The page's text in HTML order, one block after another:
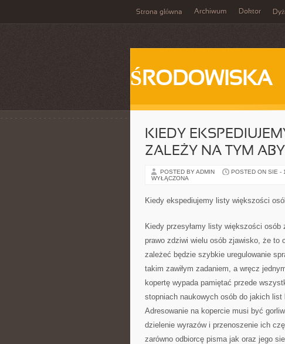
Strona główna Archiwum Doktor
ŚRODOWISKA
KIEDY
ZALEŻY NA TYM
POSTED BY ADMIN POSTED ON SIE -
WYŁĄCZONA
Kiedy ekspediujemy listy większości
Kiedy przesyłamy listy większości
prawo zdziwi wielu osób zjawisko, że to
zależeć będzie szybkie uregulowanie
takim zawiłym zadaniem, a wręcz
kopertę wypada pamiętać przede
stopniach naukowych osób do jakich
Adresowanie na kopercie musi być
dzielenie wyrazów i przenoszenie ich
zarówno odbiorcę pisma jak oraz jego